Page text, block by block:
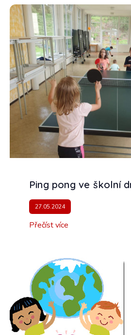
Ping pong ve školní
27.05.2024
Přečíst více